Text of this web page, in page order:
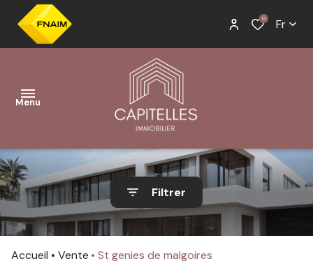
0 Fr
Menu
accueil
ventes
Biens
vente
locations
Biens à
location
Filtrer
Accueil Vente
St genies de malgoires